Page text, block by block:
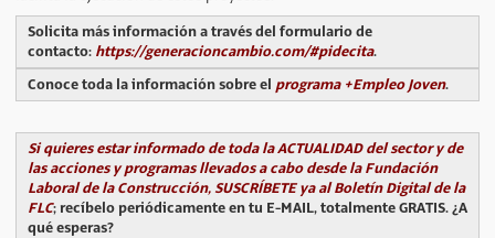
Solicita más información a través del formulario de
contacto: https://generacioncambio.com/#pidecita.
Conoce toda la información sobre el programa +Empleo Joven.
Si quieres estar informado de toda la ACTUALIDAD del sector y de
las acciones y programas llevados a cabo desde la Fundación
Laboral de la Construcción, SUSCRÍBETE ya al Boletín Digital de la
FLC; recíbelo periódicamente en tu E-MAIL, totalmente GRATIS. ¿A
qué esperas?